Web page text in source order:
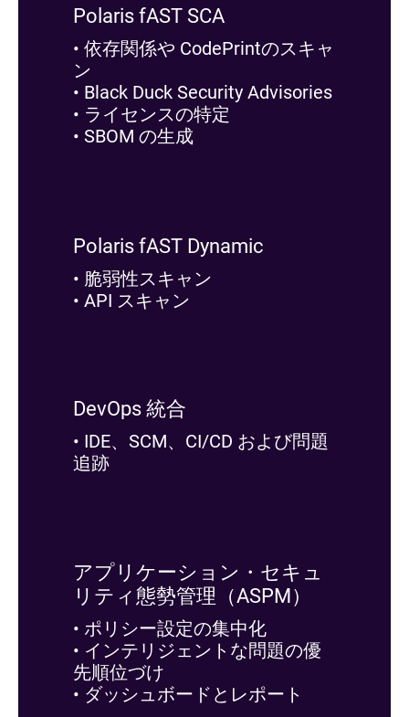
Polaris fAST SCA
• 依存関係や CodePrintのスキャ
ン
• Black Duck Security Advisories
• ライセンスの特定
• SBOM の生成
Polaris fAST Dynamic
• 脆弱性スキャン
• API スキャン
DevOps 統合
• IDE、SCM、CI/CD および問題
追跡
アプリケーション・セキュ
リティ態勢管理（ASPM）
• ポリシー設定の集中化
• インテリジェントな問題の優
先順位づけ
• ダッシュボードとレポート